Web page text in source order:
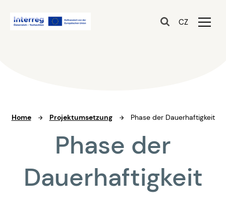
CZ
Home Projektumsetzung Phase der Dauerhaftigkeit
Phase der
Dauerhaftigkeit